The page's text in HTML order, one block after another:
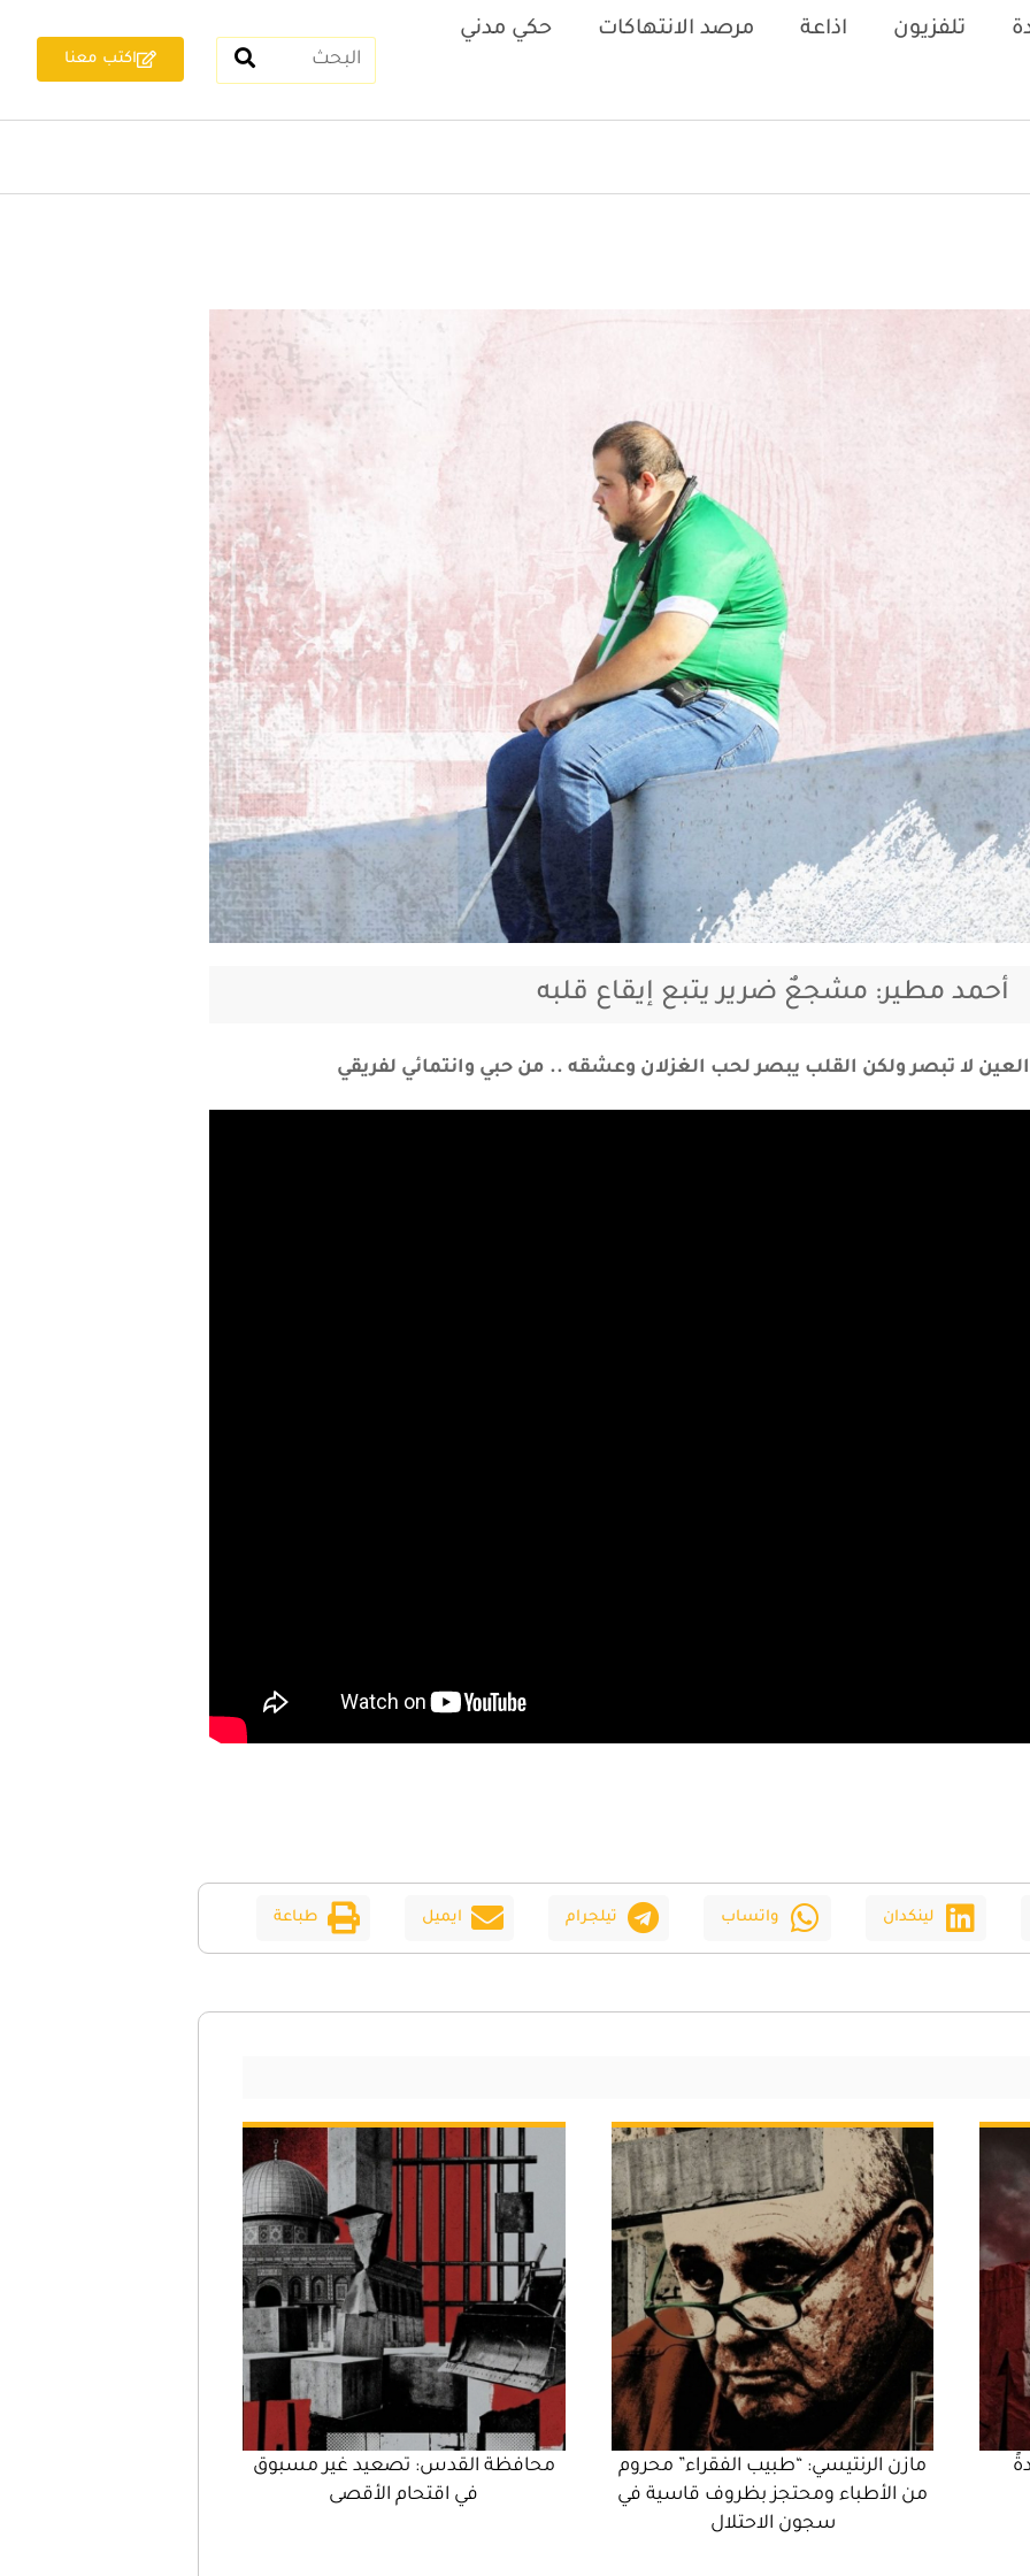
تلفزيون اذاعة مرصد الانتهاكات حكي مدني
اكتب معنا
أحمد مطير: مشجعٌ ضرير يتبع إيقاع قلبه
لا تبصر ولكن القلب يبصر لحب الغزلان وعشقه .. من حبي وانتمائي لفريقي
لينكدان واتساب تيلجرام ايميل طباعة
مازن الرنتيسي: “طبيب الفقراء” محروم
من الأطباء ومحتجز بظروف قاسية في
سجون الاحتلال
محافظة القدس: تصعيد غير مسبوق
في اقتحام الأقصى